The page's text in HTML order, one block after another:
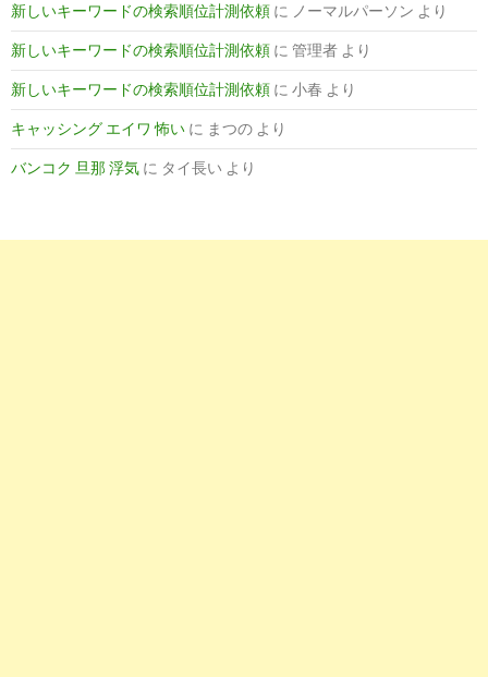
6 http:// www.kangoshi11.com/sitemap.php
サイトマップ｜看護師 求人 ナースワーカー
新しいキーワードの検索順位計測依頼 に ノーマルパーソン より
新しいキーワードの検索順位計測依頼 に 管理者 より
新しいキーワードの検索順位計測依頼 に 小春 より
キャッシング エイワ 怖い に まつの より
バンコク 旦那 浮気 に タイ長い より